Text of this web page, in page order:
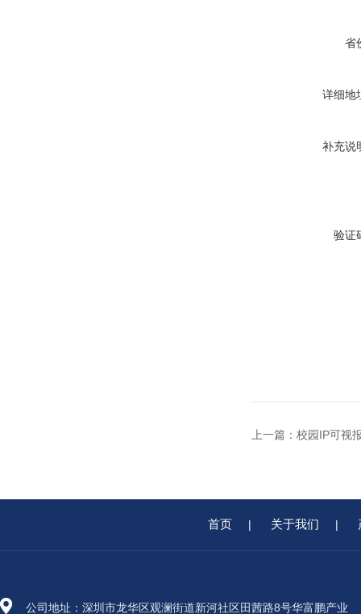
省
详细地
补充说
验证
上一篇： 校园IP可视
首页 | 关于我们 |
公司地址：深圳市龙华区观澜街道新河社区田茜路8号华富鹏产业